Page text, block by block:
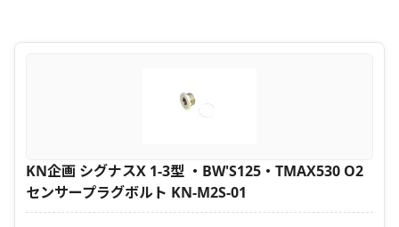
KN企画 シグナスX 1-3型 ・BW'S125・TMAX530 O2
センサープラグボルト KN-M2S-01